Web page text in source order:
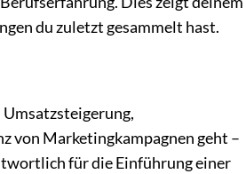
du zuletzt gesammelt hast.
Umsatzsteigerung,
von Marketingkampagnen geht –
für die Einführung einer